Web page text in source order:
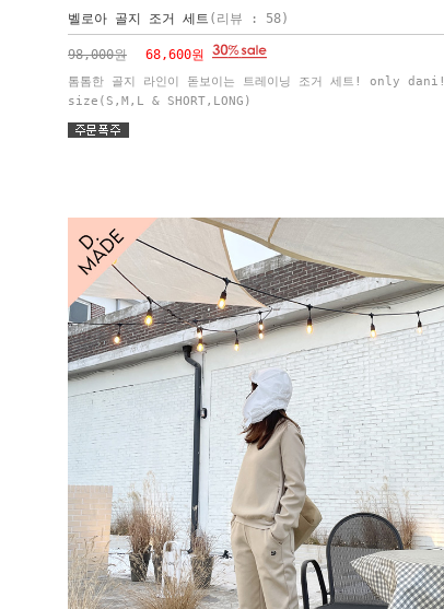
벨로아 골지 조거 세트 (리뷰 : 58)
98,000원 68,600원
톰톰한 골지 라인이 돋보이는 트레이닝 조거 세트! only dani!
size(S,M,L & SHORT,LONG)